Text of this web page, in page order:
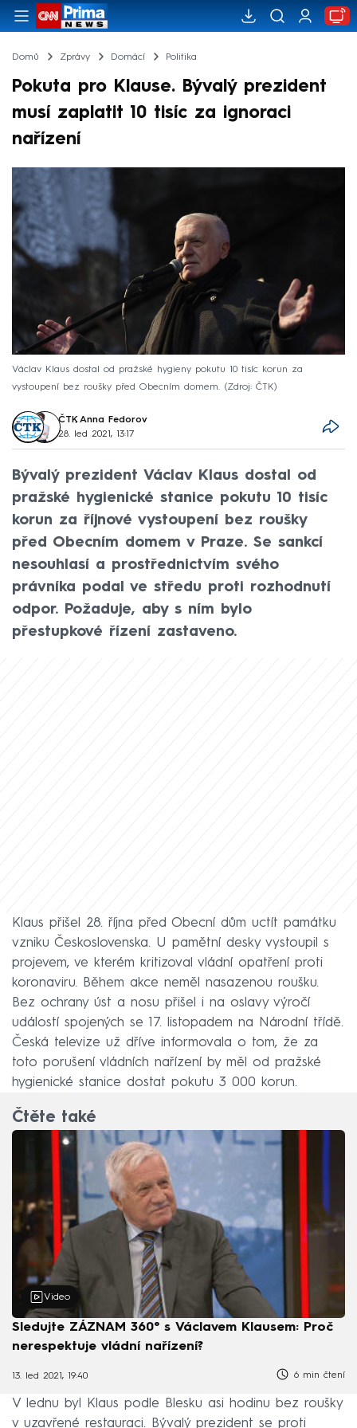
Domů Zprávy Domácí Politika
Pokuta pro Klause. Bývalý prezident
musí zaplatit 10 tisíc za ignoraci
nařízení
Václav Klaus dostal od pražské hygieny pokutu 10 tisíc korun za
vystoupení bez roušky před Obecním domem.
Zdroj: ČTK
ČTK, Anna Fedorov
28. led 2021, 13:17
Bývalý prezident Václav Klaus dostal od
pražské hygienické stanice pokutu 10 tisíc
korun za říjnové vystoupení bez roušky
před Obecním domem v Praze. Se sankcí
nesouhlasí a prostřednictvím svého
právníka podal ve středu proti rozhodnutí
odpor. Požaduje, aby s ním bylo
přestupkové řízení zastaveno.
Klaus přišel 28. října před Obecní dům uctít památku
vzniku Československa. U pamětní desky vystoupil s
projevem, ve kterém kritizoval vládní opatření proti
koronaviru. Během akce neměl nasazenou roušku.
Bez ochrany úst a nosu přišel i na oslavy výročí
událostí spojených se 17. listopadem na Národní třídě.
Česká televize už dříve informovala o tom, že za
toto porušení vládních nařízení by měl od pražské
hygienické stanice dostat pokutu 3 000 korun.
Čtěte také
Video
Sledujte ZÁZNAM 360° s Václavem Klausem: Proč
nerespektuje vládní nařízení?
13. led 2021, 19:40 6 min čtení
V lednu byl Klaus podle Blesku asi hodinu bez roušky
v uzavřené restauraci. Bývalý prezident se proti